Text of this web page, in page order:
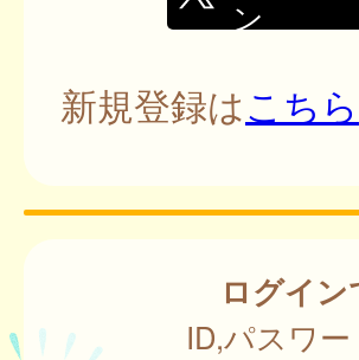
ン
新規登録はこちら
ログイ
ID,パスワ